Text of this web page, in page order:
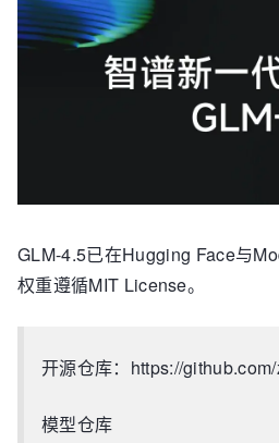
GLM-4.5已在Hugging Face与
权重遵循MIT License。
开源仓库：https://
模型仓库